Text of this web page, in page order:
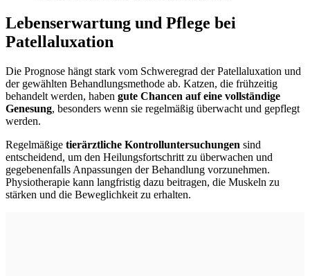
Lebenserwartung und Pflege bei
Patellaluxation
Die Prognose hängt stark vom Schweregrad der Patellaluxation und
der gewählten Behandlungsmethode ab. Katzen, die frühzeitig
behandelt werden, haben gute Chancen auf eine vollständige
Genesung, besonders wenn sie regelmäßig überwacht und gepflegt
werden.
Regelmäßige tierärztliche Kontrolluntersuchungen sind
entscheidend, um den Heilungsfortschritt zu überwachen und
gegebenenfalls Anpassungen der Behandlung vorzunehmen.
Physiotherapie kann langfristig dazu beitragen, die Muskeln zu
stärken und die Beweglichkeit zu erhalten.